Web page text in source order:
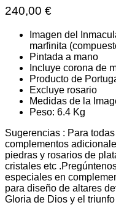
240,00 €
Imagen del
marfinita
Pintada a mano
Incluye corona de
Producto de
Excluye rosario
Medidas de la
Peso: 6.4 Kg
Sugerencias : Para
complementos
piedras y rosarios de
cristales etc
especiales en
para diseño de altares
Gloria de Dios y el